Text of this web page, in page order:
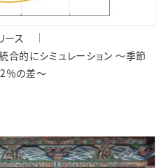
ース
合的にシミュレーション ～季節
％の差～